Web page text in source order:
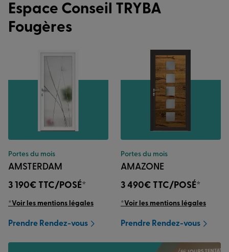
Espace Conseil TRYBA
Fougères
Portes du mois
AMSTERDAM
3 190€ TTC/POSÉ*
*Voir les mentions légales
Prendre Rendez-vous
Portes du mois
AMAZONE
3 490€ TTC/POSÉ*
*Voir les mentions légales
Prendre Rendez-vous